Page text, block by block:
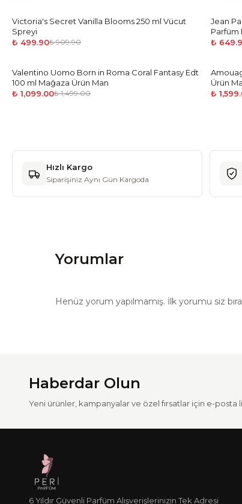
-45%
Victoria's Secret Vanilla Blooms 250 ml Vücut
Spreyi
₺ 499.90₺ 909.90
-38%
Jean
Parfüm
₺
-27%
Valentino Uomo Born in Roma Coral Fantasy Edt
100 ml Mağaza Ürün Man
₺ 1,099.00₺ 1,499.00
-39 %
Ürün
₺
Hızlı Kargo
Siparişiniz Aynı Gün Kargoda
Yorumlar
Henüz yorum yapılmamış. İlk yorumu siz
Haberdar Olun
Yeni ürünler, kampanyalar ve özel fırsatlar için e-posta
6 Yıldır Güvenli Parfüm Alışverişlerinizin Tek Adresi